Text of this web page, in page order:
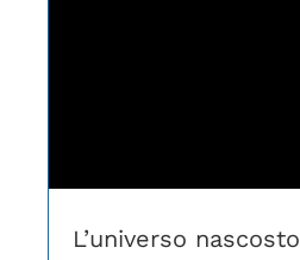
L’universo nascosto